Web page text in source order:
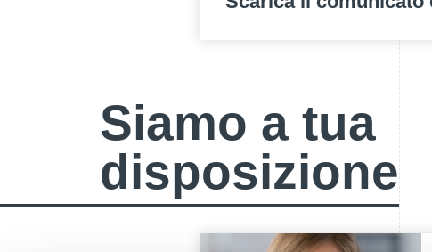
Siamo a tua
disposizione